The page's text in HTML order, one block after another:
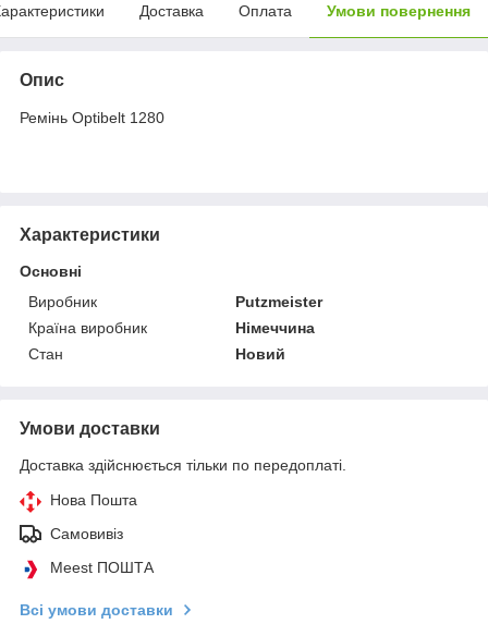
Доставка Оплата Умови повернення
Опис
Ремінь Optibelt 1280
Характеристики
Основні
Виробник
Putzmeister
Країна виробник
Німеччина
Стан
Новий
Умови доставки
Доставка здійснюється тільки по передоплаті.
Нова Пошта
Самовивіз
Meest ПОШТА
Всі умови доставки